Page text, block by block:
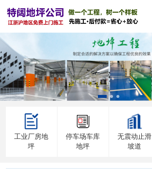
工业厂房地
坪
停车场车库
地坪
无震动止滑
坡道